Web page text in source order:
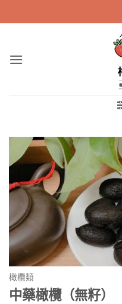
to
橄欖類
中藥橄欖（無籽）